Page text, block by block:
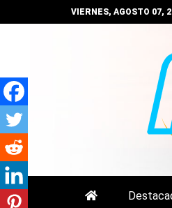
al
VIERNES, AGOSTO 07,
NOTICIAS